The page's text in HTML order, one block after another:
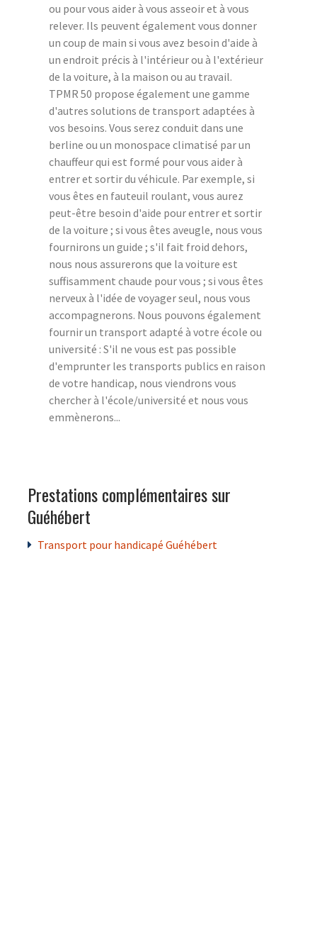
ou pour vous aider à vous asseoir et à vous
relever. Ils peuvent également vous donner
un coup de main si vous avez besoin d'aide à
un endroit précis à l'intérieur ou à l'extérieur
de la voiture, à la maison ou au travail.
TPMR 50 propose également une gamme
d'autres solutions de transport adaptées à
vos besoins. Vous serez conduit dans une
berline ou un monospace climatisé par un
chauffeur qui est formé pour vous aider à
entrer et sortir du véhicule. Par exemple, si
vous êtes en fauteuil roulant, vous aurez
peut-être besoin d'aide pour entrer et sortir
de la voiture ; si vous êtes aveugle, nous vous
fournirons un guide ; s'il fait froid dehors,
nous nous assurerons que la voiture est
suffisamment chaude pour vous ; si vous êtes
nerveux à l'idée de voyager seul, nous vous
accompagnerons. Nous pouvons également
fournir un transport adapté à votre école ou
université : S'il ne vous est pas possible
d'emprunter les transports publics en raison
de votre handicap, nous viendrons vous
chercher à l'école/université et nous vous
emmènerons...
Prestations complémentaires sur
Guéhébert
Transport pour handicapé Guéhébert